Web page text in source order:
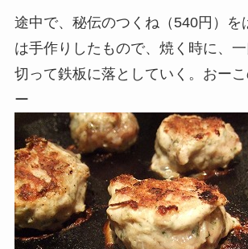
途中で、秘伝のつくね（540円）を
は手作りしたもので、焼く時に、
切って鉄板に落としていく。おー
ー